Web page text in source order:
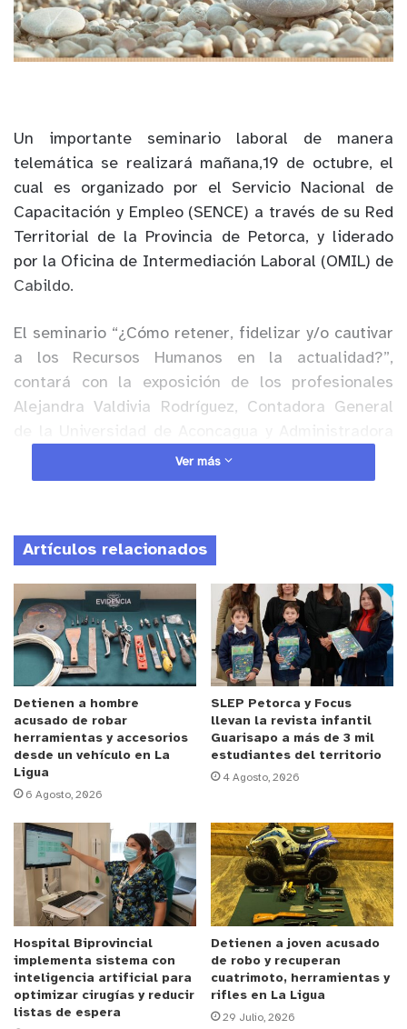
Un importante seminario laboral de manera
telemática se realizará mañana,19 de octubre, el
cual es organizado por
el Servicio Nacional de
Capacitación y Empleo (SENCE) a través de su Red
Territorial de la Provincia de Petorca, y liderado
por la Oficina de Intermediación Laboral (OMIL) de
Cabildo.
El seminario “¿Cómo retener, fidelizar y/o cautivar
a los Recursos Humanos en la actualidad?”,
contará con la exposición de los profesionales
Alejandra Valdivia Rodríguez, Contadora General
en la empresa agrícola La Loica, y Francisco
BeorleguiVicente, Ingeniero en Administración de
provincia dePetorcatengan un mayor compromiso
por parte de sus empleados y logren una tasa más
alta de fidelización.
Anuncio Patrocinado
Así lo comentó el orientador laboral de laOmil
de
Cabildo, Mauricio Vicente, quienactuará como
moderador del seminario. “Con estos dos
profesionales podríamos conocer las experiencias
que ellos han tenido a través de la gestión de
Recursos Humanos
ellos han obtenido”, expresó.
A su vez, el profesional extendió la invitación para
que toda la comunidad participe de este
seminario, el cual se realizará a las 10:00 horas
mediante la plataformaMeet. “¿Cómo pueden
participar? De forma muy sencilla, enviándonos un
correo electrónico aomilcabildo@gmail.com
esta forma, nosotros le enviaremos un link ya que
Ver más
Artículos relacionados
Detienen a hombre
acusado de robar
herramientas y accesorios
desde un vehículo en La
Ligua
6 Agosto, 2026
SLEP Petorca y Focus
llevan la revista infantil
Guarisapo a más de 3 mil
estudiantes del territorio
4 Agosto, 2026
Hospital Biprovincial
implementa sistema con
inteligencia artificial para
optimizar cirugías y reducir
listas de espera
Detienen a joven acusado
de robo y recuperan
cuatrimoto, herramientas y
rifles en La Ligua
29 Julio, 2026